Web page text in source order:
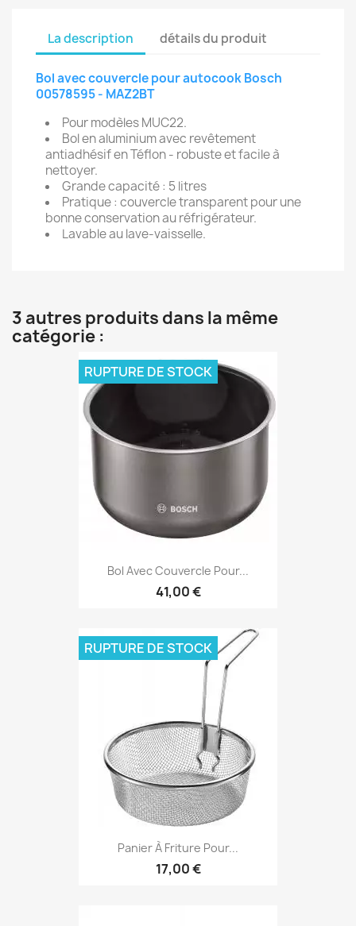
La description détails du produit
Bol avec couvercle pour autocook Bosch
00578595 - MAZ2BT
Pour modèles MUC22.
Bol en aluminium avec revêtement
antiadhésif en Téflon - robuste et facile à
nettoyer.
Grande capacité : 5 litres
Pratique : couvercle transparent pour une
bonne conservation au réfrigérateur.
Lavable au lave-vaisselle.
3 autres produits dans la même
catégorie :
Bol Avec Couvercle Pour...
41,00 €
RUPTURE DE STOCK
Panier À Friture Pour...
17,00 €
RUPTURE DE STOCK